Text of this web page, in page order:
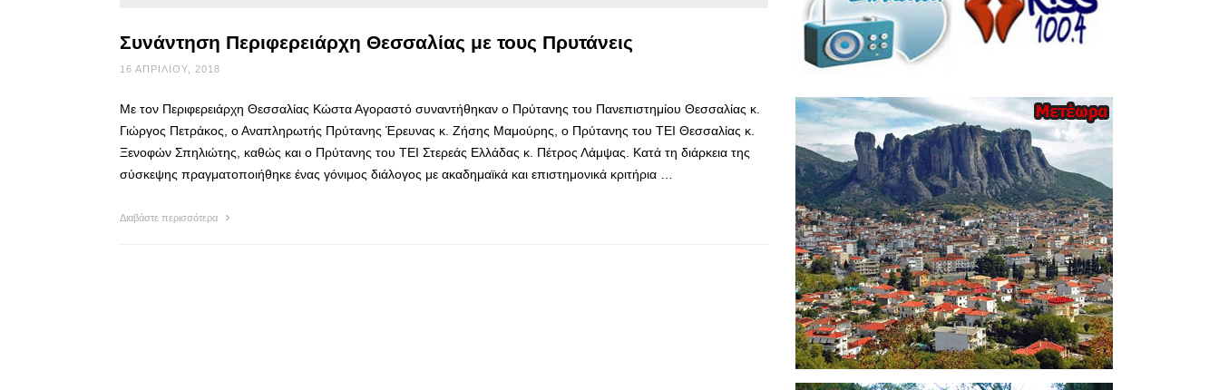
Συνάντηση Περιφερειάρχη Θεσσαλίας με τους Πρυτάνεις
16 ΑΠΡΙΛΊΟΥ, 2018
Με τον Περιφερειάρχη Θεσσαλίας Κώστα Αγοραστό συναντήθηκαν ο Πρύτανης του Πανεπιστημίου Θεσσαλίας κ.
Γιώργος Πετράκος, ο Αναπληρωτής Πρύτανης Έρευνας κ. Ζήσης Μαμούρης, ο Πρύτανης του ΤΕΙ Θεσσαλίας κ.
Ξενοφών Σπηλιώτης, καθώς και ο Πρύτανης του ΤΕΙ Στερεάς Ελλάδας κ. Πέτρος Λάμψας. Κατά τη διάρκεια της
σύσκεψης πραγματοποιήθηκε ένας γόνιμος διάλογος με ακαδημαϊκά και επιστημονικά κριτήρια …
Διαβάστε περισσότερα